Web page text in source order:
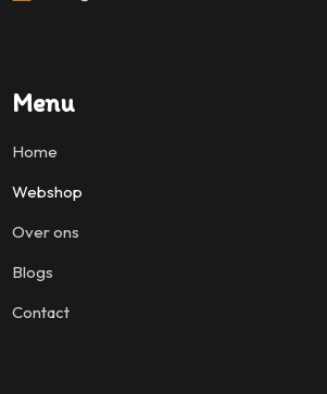
Menu
Home
Webshop
Over ons
Blogs
Contact